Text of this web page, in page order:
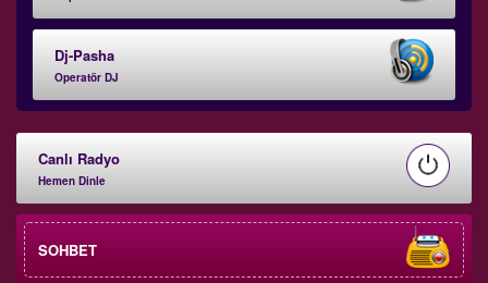
Dj-Pasha
Operatör DJ
Canlı Radyo
Hemen Dinle
SOHBET